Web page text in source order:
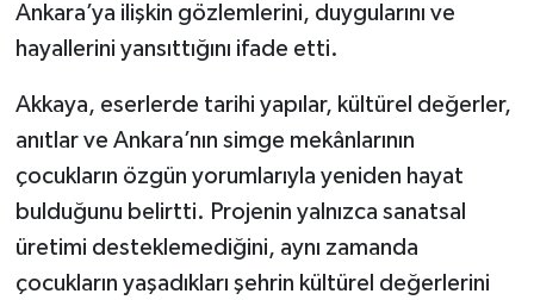
Ankara’ya ilişkin gözlemlerini, duygularını ve
hayallerini yansıttığını ifade etti.
Akkaya, eserlerde tarihi yapılar, kültürel değerler,
anıtlar ve Ankara’nın simge mekânlarının
çocukların özgün yorumlarıyla yeniden hayat
bulduğunu belirtti. Projenin yalnızca sanatsal
üretimi desteklemediğini, aynı zamanda
çocukların yaşadıkları şehrin kültürel değerlerini